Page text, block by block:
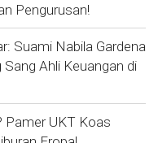
Pengurusan!
Suami Nabila Gardena
Ahli Keuangan di
Pamer UKT Koas